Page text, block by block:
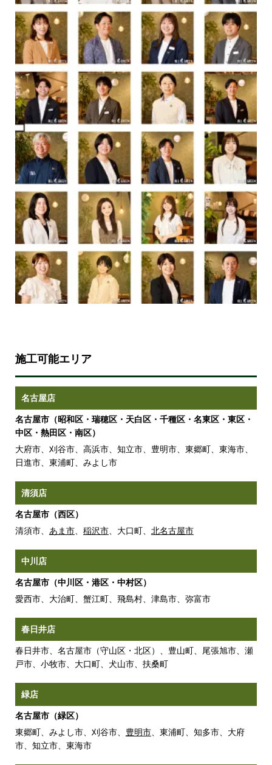
施工可能エリア
名古屋店
名古屋市（昭和区・瑞穂区・天白区・千種区・名東区・東区・
中区・熱田区・南区）
大府市、刈谷市、高浜市、知立市、豊明市、東郷町、東海市、
日進市、東浦町、みよし市
清須店
名古屋市（西区）
清須市、 あま市、 稲沢市、大口町、 北名古屋市
中川店
名古屋市（中川区・港区・中村区）
愛西市、大治町、蟹江町、飛島村、津島市、弥富市
春日井店
春日井市、名古屋市（守山区・北区）、豊山町、尾張旭市、瀬
戸市、小牧市、大口町、犬山市、扶桑町
緑店
名古屋市（緑区）
東郷町、みよし市、刈谷市、 豊明市、東浦町、知多市、大府
市、知立市、東海市